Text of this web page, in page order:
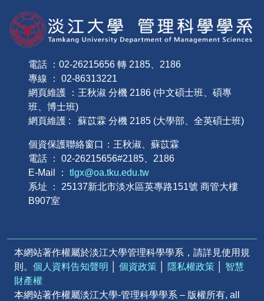
電話 ：02-26215656 轉 2185、2186
專線 ： 02-86313221
網頁維護 ：王秋淑 分機 2186 (中文碩士班、碩專
班、博士班)
網頁維護 : 蘇苡霖 分機 2185 (大學部、全英碩士班)
個資保護聯絡窗口：王秋淑、蘇苡霖
電話 ： 02-26215656#2185、2186
E-Mail ： tlgx@oa.tku.edu.tw
系址 ： 25137新北市淡水區英專路151號 商管大樓
B907室
本網站著作權屬於淡江大學管理科學學系，請詳見使用規
則。 個人資料告知聲明 個資政策 隱私權政策
智慧
財產權
本網站著作權屬淡江大學-管理科學學系 – 版權所有, all